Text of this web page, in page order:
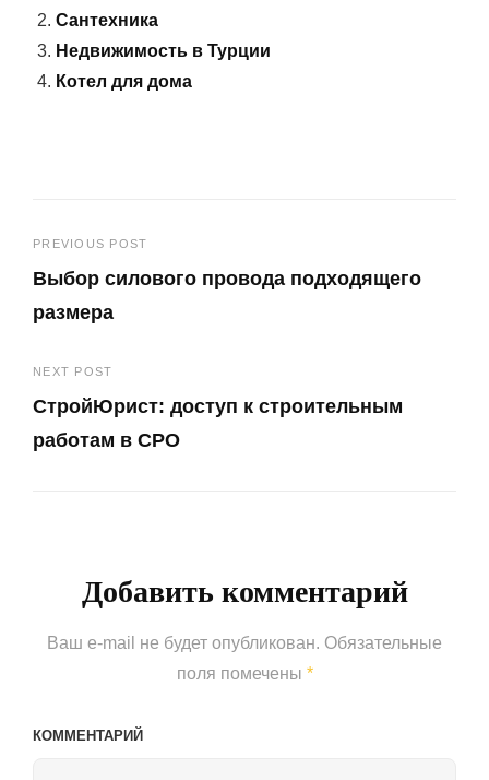
Сантехника
Недвижимость в Турции
Котел для дома
Навигация
по
PREVIOUS POST
Выбор силового провода подходящего
размера
Post
NEXT POST
СтройЮрист: доступ к строительным
работам в СРО
Добавить комментарий
Ваш e-mail не будет опубликован. Обязательные
поля помечены *
КОММЕНТАРИЙ